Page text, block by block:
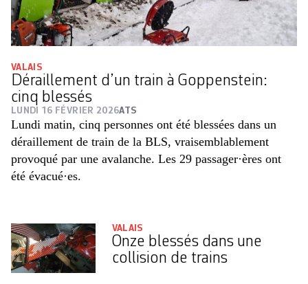
VALAIS
Déraillement d’un train à Goppenstein:
cinq blessés
LUNDI 16 FÉVRIER 2026ATS
Lundi matin, cinq personnes ont été blessées dans un
déraillement de train de la BLS, vraisemblablement
provoqué par une avalanche. Les 29 passager·ères ont
été évacué·es.
VALAIS
Onze blessés dans une
collision de trains